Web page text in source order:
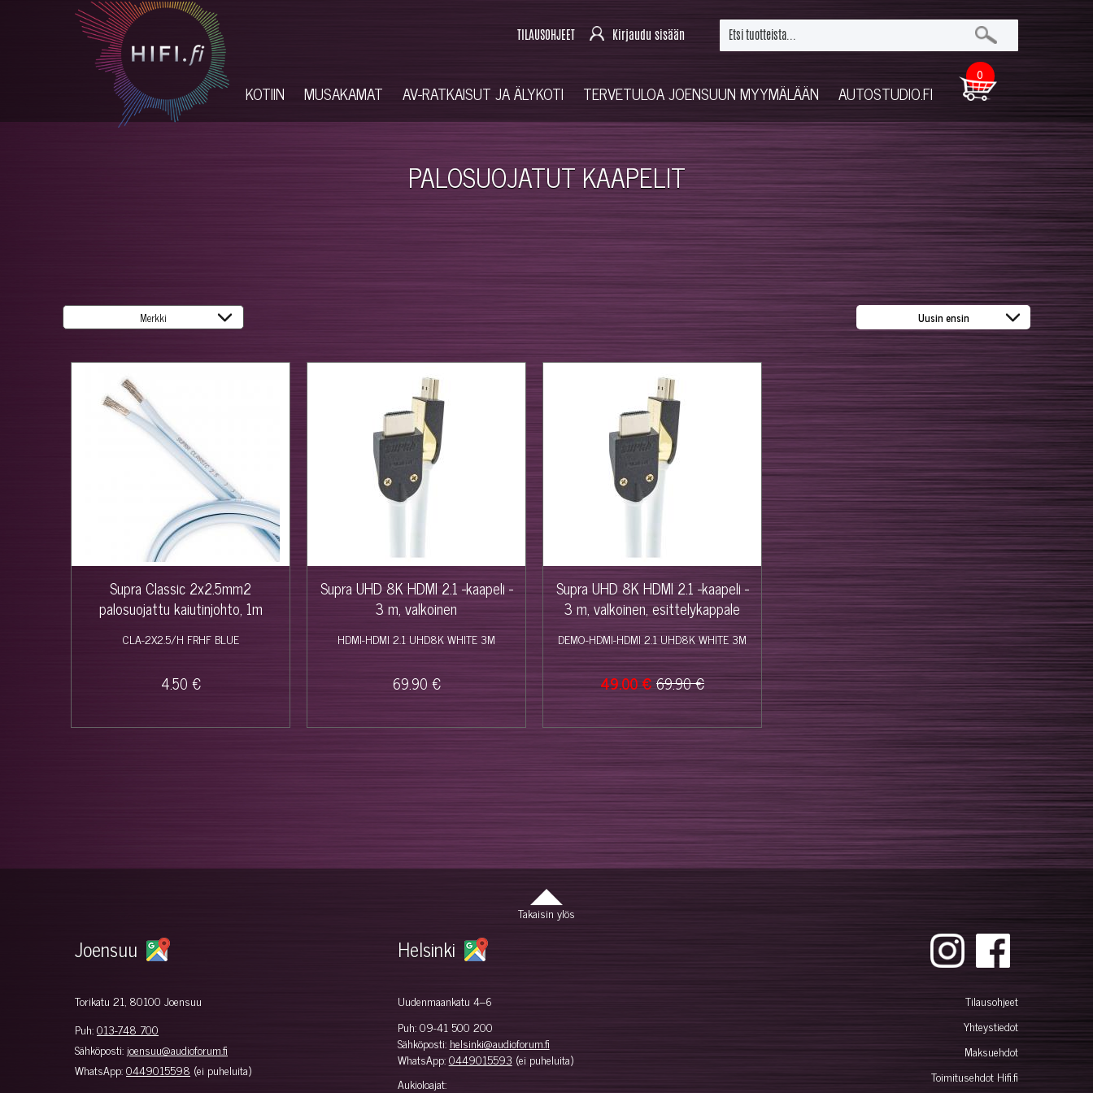
Kirjaudu sisään
TILAUSOHJEET
KOTIIN MUSAKAMAT AV-RATKAISUT JA ÄLYKOTI TERVETULOA JOENSUUN MYYMÄLÄÄN AUTOSTUDIO.FI
0
PALOSUOJATUT KAAPELIT
Supra Classic 2x2.5mm2
palosuojattu kaiutinjohto, 1m
CLA-2X2.5/H FRHF BLUE
4.50 €
Supra UHD 8K HDMI 2.1 -kaapeli -
3 m, valkoinen
HDMI-HDMI 2.1 UHD8K WHITE 3M
69.90 €
Supra UHD 8K HDMI 2.1 -kaapeli -
3 m, valkoinen, esittelykappale
DEMO-HDMI-HDMI 2.1 UHD8K WHITE 3M
49.00 € 69.90 €
Takaisin ylös
Joensuu
Torikatu 21, 80100 Joensuu
Puh:013-748 700
Sähköposti: joensuu@audioforum.fi
WhatsApp:0449015598 (ei puheluita)
Helsinki
Uudenmaankatu 4–6
Puh:09-41 500 200
Sähköposti: helsinki@audioforum.fi
WhatsApp:0449015593 (ei puheluita)
Aukioloajat:
Tilausohjeet
Yhteystiedot
Maksuehdot
Toimitusehdot Hifi.fi